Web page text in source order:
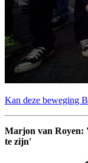
Kan deze beweging
Marjon van Royen:
te zijn'